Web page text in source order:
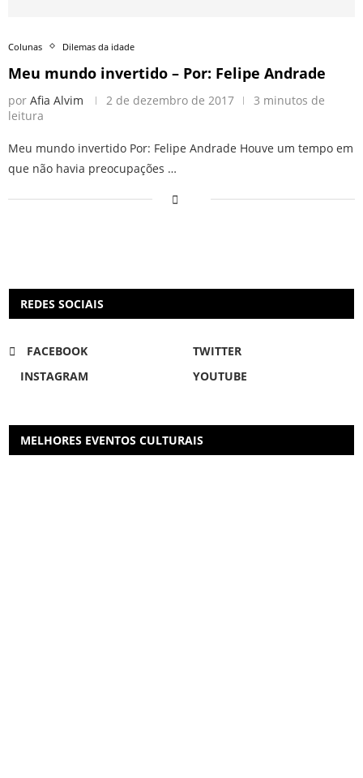
Colunas Dilemas da idade
Meu mundo invertido – Por: Felipe Andrade
por Afia Alvim 2 de dezembro de 2017
3 minutos de
leitura
Meu mundo invertido Por: Felipe Andrade Houve um tempo em
que não havia preocupações …
REDES SOCIAIS
FACEBOOK
TWITTER
INSTAGRAM
YOUTUBE
MELHORES EVENTOS CULTURAIS